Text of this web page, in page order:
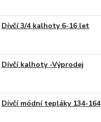
Dívčí 3/4 kalhoty 6-16 let
Dívčí kalhoty -Výprodej
Dívčí módní tepláky 134-164